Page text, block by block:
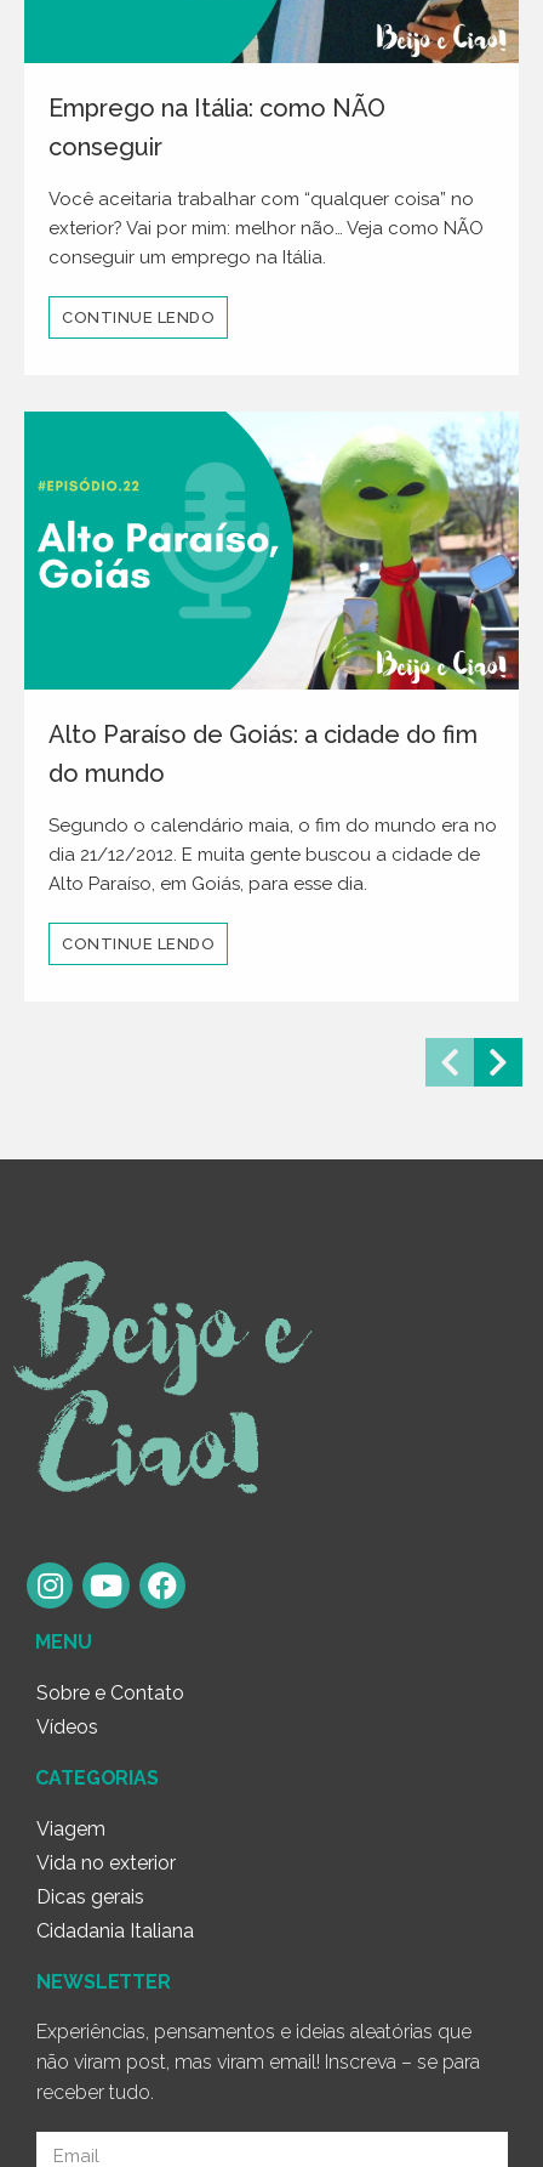
Emprego na Itália: como NÃO
conseguir
Você aceitaria trabalhar com “qualquer coisa” no
exterior? Vai por mim: melhor não… Veja como NÃO
conseguir um emprego na Itália.
CONTINUE LENDO
Alto Paraíso de Goiás: a cidade do fim
do mundo
Segundo o calendário maia, o fim do mundo era no
dia 21/12/2012. E muita gente buscou a cidade de
Alto Paraíso, em Goiás, para esse dia.
CONTINUE LENDO
MENU
Sobre e Contato
Vídeos
CATEGORIAS
Viagem
Vida no exterior
Dicas gerais
Cidadania Italiana
NEWSLETTER
Experiências, pensamentos e ideias aleatórias que
não viram post, mas viram email! Inscreva – se para
receber tudo.